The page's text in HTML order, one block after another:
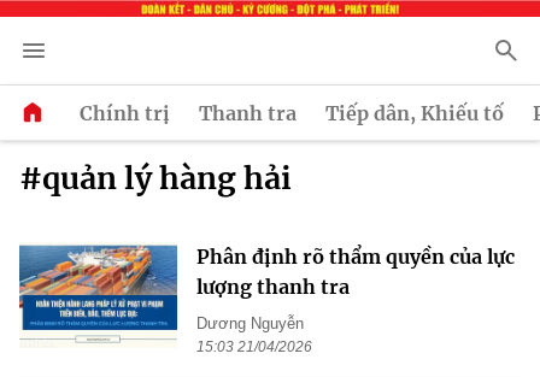
Chính trị Thanh tra Tiếp dân, Khiếu tố
#quản lý hàng hải
Phân định rõ thẩm quyền của lực
lượng thanh tra
Dương Nguyễn
15:03 21/04/2026